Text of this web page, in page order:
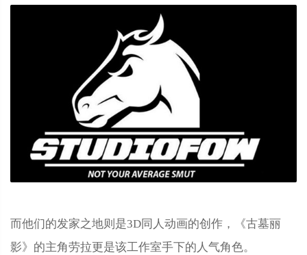
而他们的发家之地则是3D同人动画的创作，《古墓丽
影》的主角劳拉更是该工作室手下的人气角色。